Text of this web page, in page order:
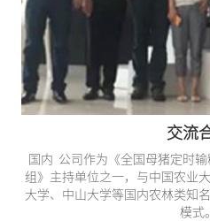
交流
国内 公司作为《全国母猪定时
组》主持单位之一，与中国农业
大学、中山大学等国内农林类知
模式。